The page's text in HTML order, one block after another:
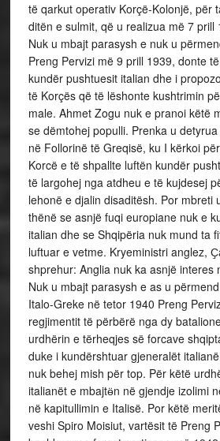
të qarkut operativ Korçë-Kolonjë, për
ditën e sulmit, që u realizua më 7 prill
Nuk u mbajt parasysh e nuk u
Preng Pervizi më 9 prill 1939, donte
kundër pushtuesit italian dhe i
të Korçës që të lëshonte kushtrimin
male. Ahmet Zogu nuk e pranoi këtë
se dëmtohej populli. Prenka u
në Follorinë të Greqisë, ku I kërkoi
Korcë e të shpallte luftën kundër
të largohej nga atdheu e të kujdesej
lehonë e djalin disaditësh. Por mbreti
thënë se asnjë fuqi europiane nuk e
italian dhe se Shqipëria nuk mund ta
luftuar e vetme. Kryeministri anglez,
shprehur: Anglia nuk ka asnjë interes
Nuk u mbajt parasysh e as u
Italo-Greke në tetor 1940 Preng
regjimentit të përbërë nga dy
urdhërin e tërheqjes së forcave
duke i kundërshtuar gjeneralët
nuk behej mish për top. Për këtë
italianët e mbajtӫn në gjendje izolimi
në kapitullimin e Italisë. Por këtë
veshi Spiro Moisiut, vartësit të Preng